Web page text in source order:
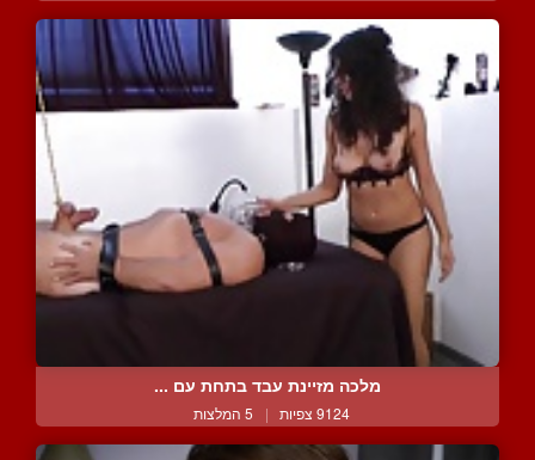
מלכה מזיינת עבד בתחת עם ...
9124 צפיות | 5 המלצות